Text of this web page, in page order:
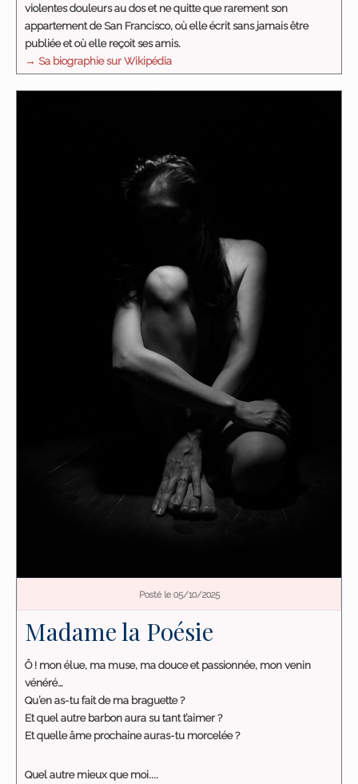
violentes douleurs au dos et ne quitte que rarement son
appartement de San Francisco, où elle écrit sans jamais être
publiée et où elle reçoit ses amis.
→ Sa biographie sur Wikipédia
Posté le 05/10/2025
Madame la Poésie
Ô ! mon élue, ma muse, ma douce et passionnée, mon venin
vénéré…
Qu’en as-tu fait de ma braguette ?
Et quel autre barbon aura su tant t’aimer ?
Et quelle âme prochaine auras-tu morcelée ?
Quel autre mieux que moi....